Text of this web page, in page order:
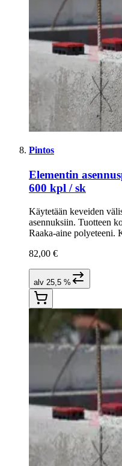
Pintos
Elementin
600 kpl / sk
Käytetään keveiden
asennuksiin. Tuotteen
Raaka-aine polyeteeni.
82,00 €
alv 25,5 %